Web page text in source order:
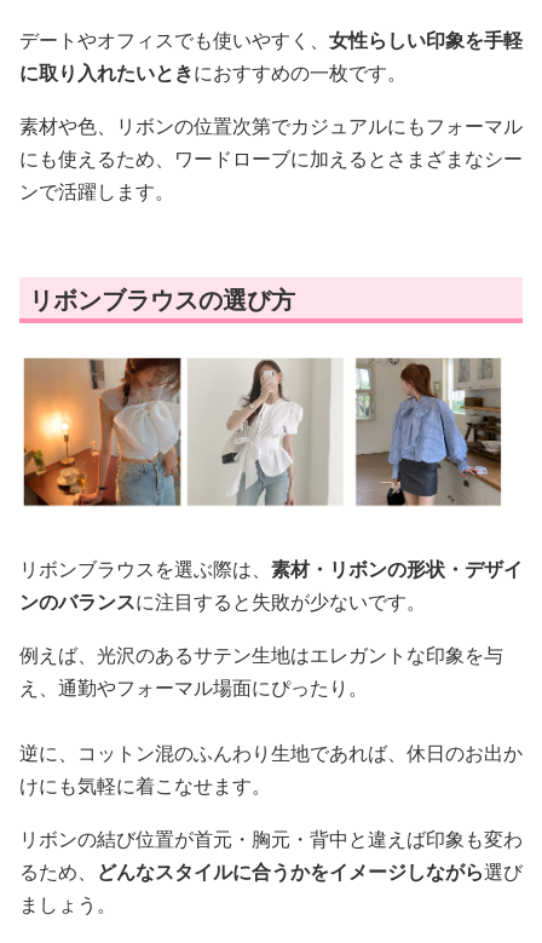
デートやオフィスでも使いやすく、 女性らしい印象を手軽
に取り入れたいときにおすすめの一枚です。
素材や色、リボンの位置次第でカジュアルにもフォーマル
にも使えるため、ワードローブに加えるとさまざまなシー
ンで活躍します。
リボンブラウスの選び方
リボンブラウスを選ぶ際は、 素材・リボンの形状・デザイ
ンのバランスに注目すると失敗が少ないです。
例えば、光沢のあるサテン生地はエレガントな印象を与
え、通勤やフォーマル場面にぴったり。
逆に、コットン混のふんわり生地であれば、休日のお出か
けにも気軽に着こなせます。
リボンの結び位置が首元・胸元・背中と違えば印象も変わ
るため、 どんなスタイルに合うかをイメージしながら選び
ましょう。